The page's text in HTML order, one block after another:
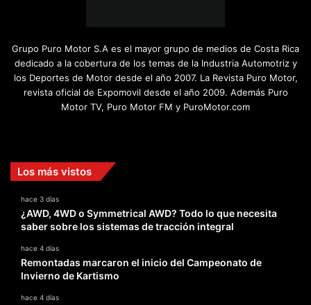
Grupo Puro Motor S.A es el mayor grupo de medios de Costa Rica
dedicado a la cobertura de los temas de la Industria Automotriz y
los Deportes de Motor desde el año 2007. La Revista Puro Motor,
revista oficial de Expomovil desde el año 2009. Además Puro
Motor TV, Puro Motor FM y PuroMotor.com
Los más vistos
hace 3 días
¿AWD, 4WD o Symmetrical AWD? Todo lo que necesita
saber sobre los sistemas de tracción integral
hace 4 días
Remontadas marcaron el inicio del Campeonato de
Invierno de Kartismo
hace 4 días